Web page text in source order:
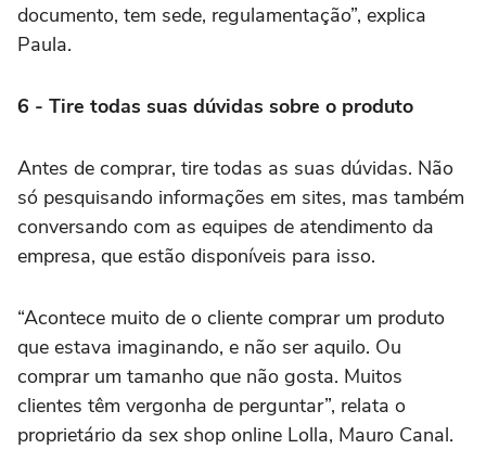
documento, tem sede, regulamentação”, explica
Paula.
6 - Tire todas suas dúvidas sobre o produto
Antes de comprar, tire todas as suas dúvidas. Não
só pesquisando informações em sites, mas também
conversando com as equipes de atendimento da
empresa, que estão disponíveis para isso.
“Acontece muito de o cliente comprar um produto
que estava imaginando, e não ser aquilo. Ou
comprar um tamanho que não gosta. Muitos
clientes têm vergonha de perguntar”, relata o
proprietário da sex shop online Lolla, Mauro Canal.